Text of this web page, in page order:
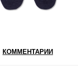
КОММЕНТАРИИ